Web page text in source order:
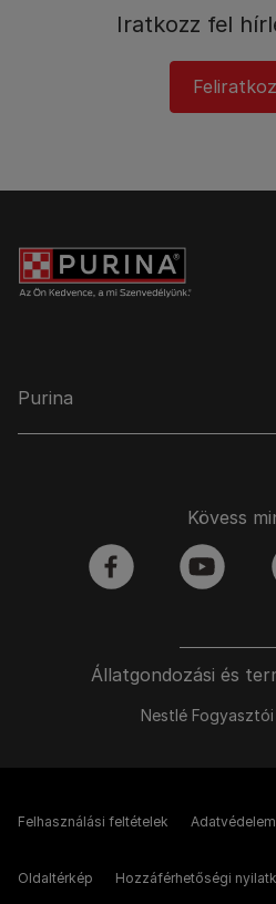
Iratkozz fel
Purina
Állatgondozási és
Nestlé
Kövess
facebook youtube
Felhasználási feltételek Adatvédelem
Oldaltérkép Hozzáférhetőségi